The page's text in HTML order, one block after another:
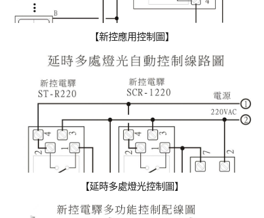
【新控應用控制圖】
【延時多處燈光控制圖】